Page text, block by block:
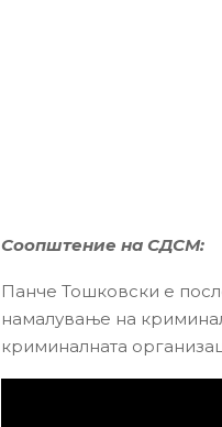
Соопштение на СДСМ:
Панче Тошковски е
намалување на
криминалната